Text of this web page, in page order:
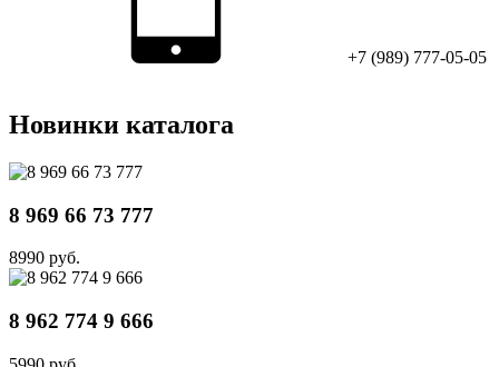
+7 (989) 777-05-05
Новинки каталога
8 969 66 73 777
8990 руб.
8 962 774 9 666